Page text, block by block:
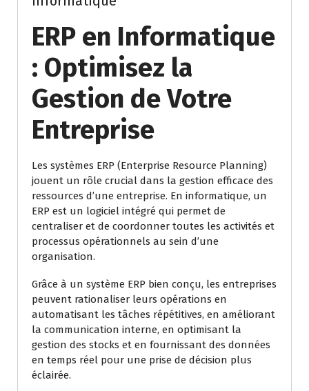
ERP en Informatique
: Optimisez la
Gestion de Votre
Entreprise
Les systèmes ERP (Enterprise Resource Planning)
jouent un rôle crucial dans la gestion efficace des
ressources d’une entreprise. En informatique, un
ERP est un logiciel intégré qui permet de
centraliser et de coordonner toutes les activités et
processus opérationnels au sein d’une
organisation.
Grâce à un système ERP bien conçu, les entreprises
peuvent rationaliser leurs opérations en
automatisant les tâches répétitives, en améliorant
la communication interne, en optimisant la
gestion des stocks et en fournissant des données
en temps réel pour une prise de décision plus
éclairée.